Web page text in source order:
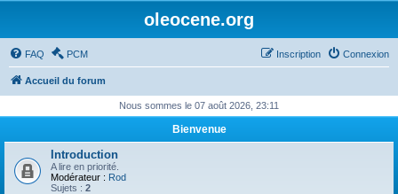
oleocene.org
FAQ PCM Connexion
Inscription
Accueil du forum
Nous sommes le 07 août 2026, 23:11
Bienvenue
Introduction
A lire en priorité.
Modérateur : Rod
Sujets : 2